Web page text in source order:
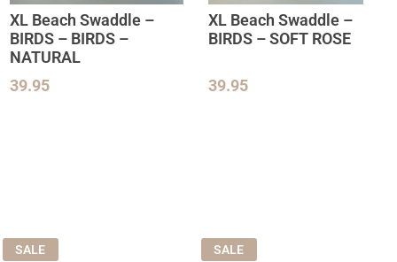
XL Beach Swaddle –
BIRDS – BIRDS –
NATURAL
39.95
XL Beach Swaddle –
BIRDS – SOFT ROSE
39.95
SALE SALE